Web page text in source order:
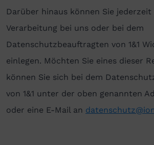
Darüber hinaus können Sie jederzeit
Verarbeitung bei uns oder bei dem
Datenschutzbeauftragten von 1&1
einlegen. Möchten Sie eines dieser
können Sie sich bei dem
von 1&1 unter der oben genannten
oder eine E-Mail an